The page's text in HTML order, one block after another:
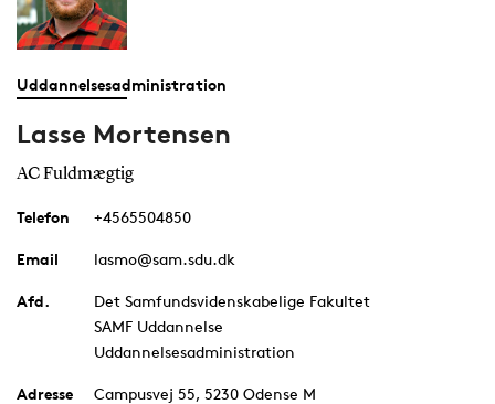
Uddannelsesadministration
Lasse Mortensen
AC Fuldmægtig
Telefon +4565504850
Email lasmo@sam.sdu.dk
Afd.
Det Samfundsvidenskabelige Fakultet
SAMF Uddannelse
Uddannelsesadministration
Adresse Campusvej 55, 5230 Odense M